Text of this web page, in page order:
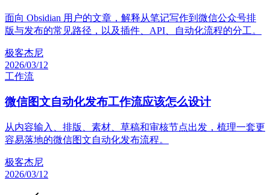
面向 Obsidian 用户的文章，解释从笔记写作到微信公众号排
版与发布的常见路径，以及插件、API、自动化流程的分工。
极客杰尼
2026/03/12
工作流
微信图文自动化发布工作流应该怎么设计
从内容输入、排版、素材、草稿和审核节点出发，梳理一套更
容易落地的微信图文自动化发布流程。
极客杰尼
2026/03/12